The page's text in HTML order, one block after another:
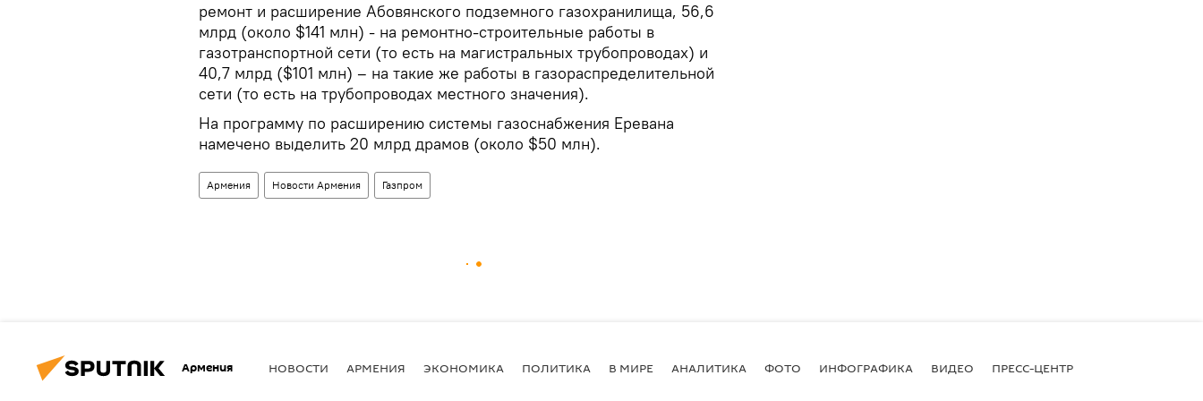
ремонт и расширение Абовянского подземного газохранилища, 56,6
млрд (около $141 млн) - на ремонтно-строительные работы в
газотранспортной сети (то есть на магистральных трубопроводах) и
40,7 млрд ($101 млн) – на такие же работы в газораспределительной
сети (то есть на трубопроводах местного значения).
На программу по расширению системы газоснабжения Еревана
намечено выделить 20 млрд драмов (около $50 млн).
Армения Новости Армения Газпром
Армения НОВОСТИ АРМЕНИЯ ЭКОНОМИКА ПОЛИТИКА В МИРЕ АНАЛИТИКА ФОТО ИНФОГРАФИКА ВИДЕО ПРЕСС-ЦЕНТР